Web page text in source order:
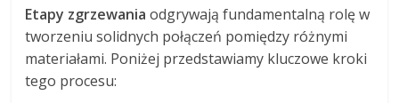
Etapy zgrzewania odgrywają fundamentalną rolę w
tworzeniu solidnych połączeń pomiędzy różnymi
materiałami. Poniżej przedstawiamy kluczowe kroki
tego procesu: